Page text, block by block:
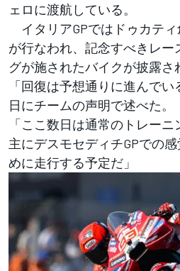
ェロに渡航している。
イタリアGPではドゥカテ
が行なわれ、記念すべきレー
グが施されたバイクが披露さ
「回復は予想通りに進んで
日にチームの声明で述べた。
「ここ数日は通常のトレーニ
主にデスモセディチGPでの
めに走行する予定だ」